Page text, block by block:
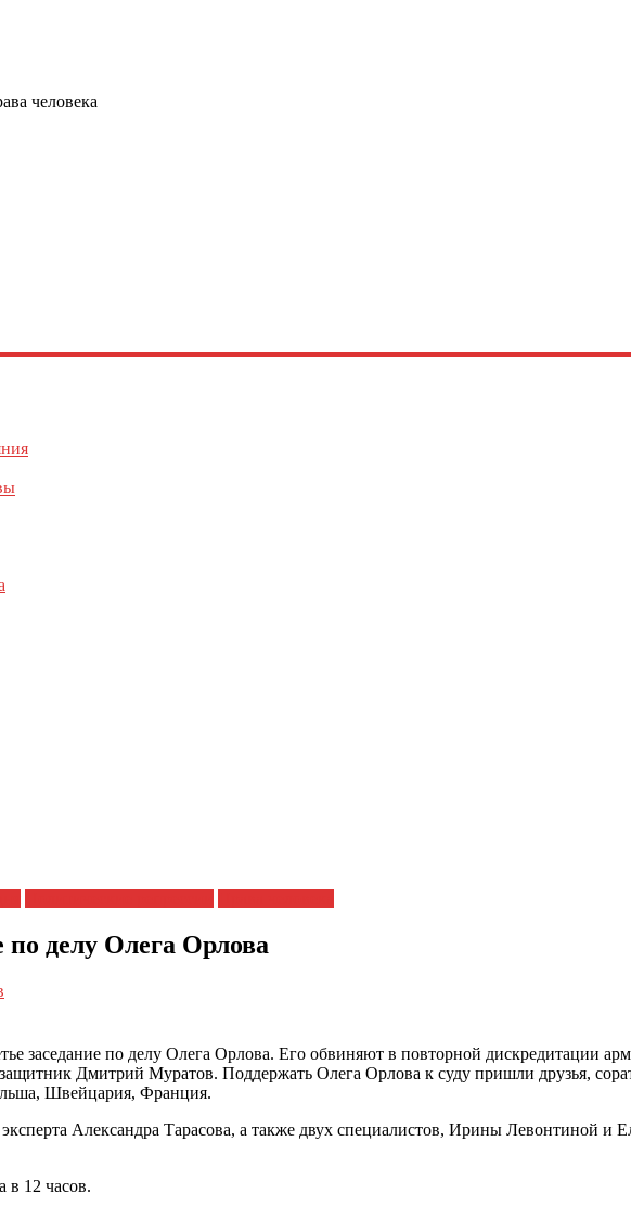
человека
по делу Олега Орлова
заседание по делу Олега Орлова. Его обвиняют в повторной дискредитации
Дмитрий Муратов. Поддержать Олега Орлова к суду пришли друзья,
Швейцария, Франция.
эксперта Александра Тарасова, а также двух специалистов, Ирины Левонтиной
в 12 часов.